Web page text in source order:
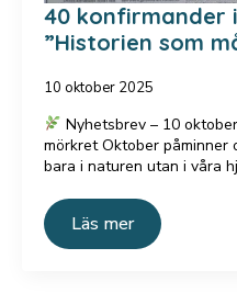
40 konfirmander
”Historien som
10 oktober 2025
Nyhetsbrev – 10
mörkret Oktober påminner
bara i naturen utan i våra
Läs mer